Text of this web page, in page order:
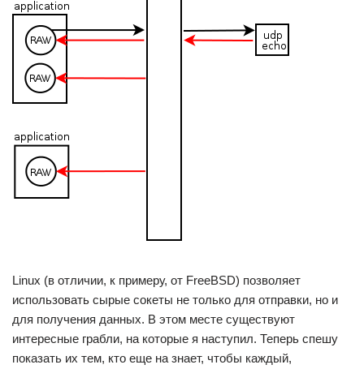
Linux (в отличии, к примеру, от FreeBSD) позволяет
использовать сырые сокеты не только для отправки, но и
для получения данных. В этом месте существуют
интересные грабли, на которые я наступил. Теперь спешу
показать их тем, кто еще на знает, чтобы каждый,